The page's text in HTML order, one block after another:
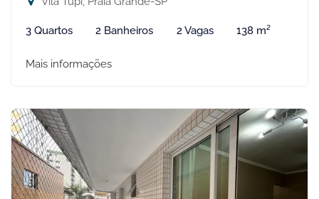
3 Quartos 2 Banheiros 2 Vagas 138 m²
Mais informações